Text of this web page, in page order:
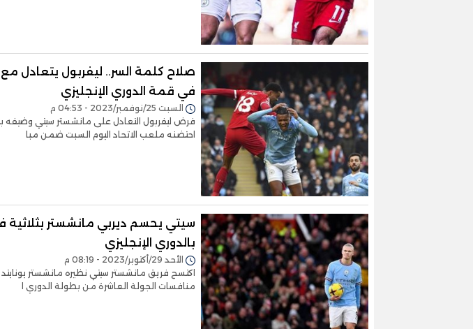
صلاح كلمة السر.. ليفربول يتعادل
في قمة الدوري الإنجليزي
السبت 25/نوفمبر/2023 - 04:53 م
احتضنه ملعب الاتحاد اليوم السبت ضمن مبا
سيتي يحسم ديربي مانشستر بثلاثية
بالدوري الإنجليزي
الأحد 29/أكتوبر/2023 - 08:19 م
اكتسح فريق مانشستر سيتي نظيره مانشستر يونايتد
منافسات الجولة العاشرة من بطولة الدوري ا